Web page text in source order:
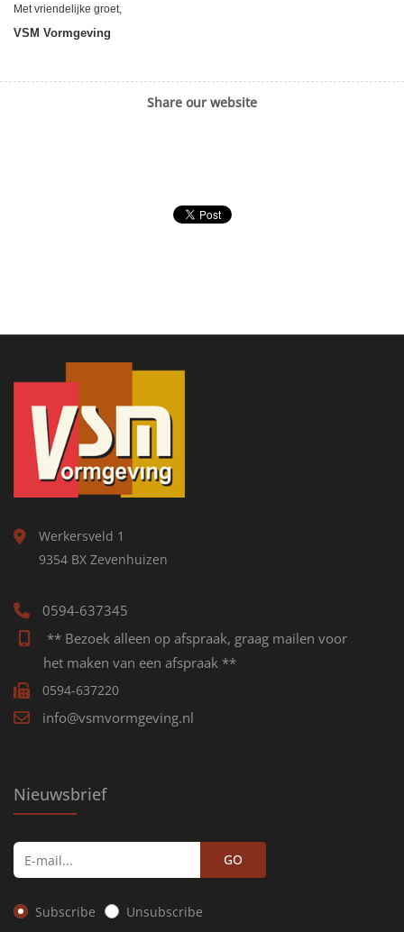
Met vriendelijke groet,
VSM Vormgeving
Share our website
Werkersveld 1
9354 BX Zevenhuizen
0594-637345
** Bezoek alleen op afspraak, graag mailen voor
het maken van een afspraak **
0594-637220
info@vsmvormgeving.nl
Nieuwsbrief
GO
Subscribe Unsubscribe